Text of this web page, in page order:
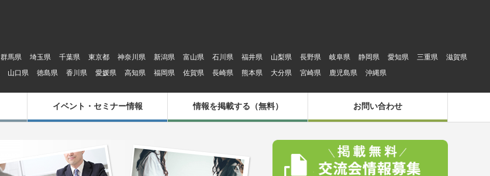
群馬県 埼玉県 千葉県 東京都 神奈川県 新潟県 富山県 石川県 福井県 山梨県 長野県 岐阜県 静岡県 愛知県 三重県
滋賀県
山口県 徳島県 香川県 愛媛県 高知県 福岡県 佐賀県 長崎県 熊本県 大分県 宮崎県 鹿児島県 沖縄県
イベント・セミナー情報 情報を掲載する（無料） お問い合わせ